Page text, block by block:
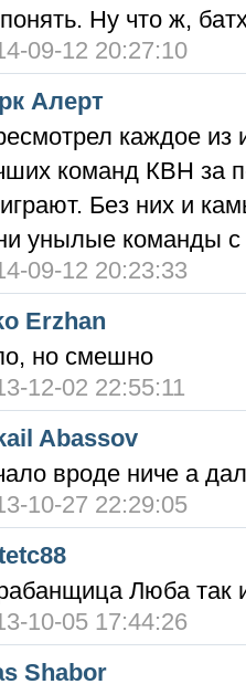
Ну что ж,
09-12 20:27:10
Алерт
каждое из
команд КВН за
Без них и
унылые команды
09-12 20:23:33
Erzhan
но смешно
12-02 22:55:11
Abassov
вроде ниче а
10-27 22:29:05
Люба так
10-05 17:44:26
Shabor